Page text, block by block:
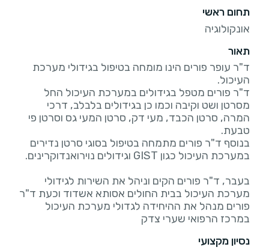
תחום ראשי
אונקולוגיה
תאור
ד"ר עופר פורים הינו מומחה בטיפול בגידולי מערכת
ד"ר פורים מטפל בגידולים במערכת העיכול החל
מסרטן ושט וקיבה וכמו כן בגידולים בלבלב, דרכי
המרה, סרטן הכבד, מעי דק, סרטן המעי גס וסרטן פי
בנוסף ד"ר פורים מתמחה בטיפול בסוגי סרטן נדירים
בעבר, ד"ר פורים הקים וניהל את השירות לגידולי
מערכת העיכול בבית החולים אסותא אשדוד וכעת ד"ר
פורים מנהל את ההיחידה לגדולי מערכת העיכול
במרכז הרפואי שערי צדק
נסיון מקצועי